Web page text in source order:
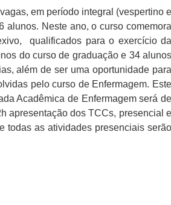
em período integral (vespertino e
alunos. Neste ano, o curso comemora
qualificados para o exercício da
do curso de graduação e 34 alunos
além de ser uma oportunidade para
pelo curso de Enfermagem. Este
Acadêmica de Enfermagem será de
apresentação dos TCCs, presencial e
todas as atividades presenciais serão